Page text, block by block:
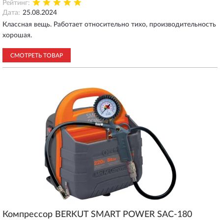
Рейтинг:
Дата: 25.08.2024
Классная вещь. Работает относительно тихо, производительность
хорошая.
СМОТРЕТЬ ТОВАР
Компрессор BERKUT SMART POWER SAC-180